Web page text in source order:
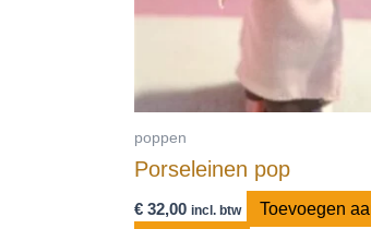
poppen
Porseleinen pop
€ 32,00 incl. btw
Toevoegen